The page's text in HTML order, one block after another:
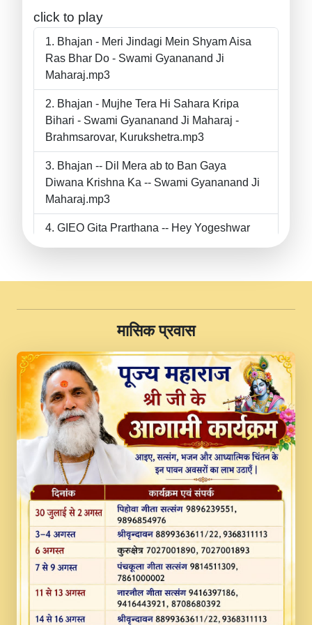
click to play
Bhajan - Meri Jindagi Mein Shyam Aisa
Ras Bhar Do - Swami Gyananand Ji
Maharaj.mp3
Bhajan - Mujhe Tera Hi Sahara Kripa
Bihari - Swami Gyananand Ji Maharaj -
Brahmsarovar, Kurukshetra.mp3
Bhajan -- Dil Mera ab to Ban Gaya
Diwana Krishna Ka -- Swami Gyananand Ji
Maharaj.mp3
GIEO Gita Prarthana -- Hey Yogeshwar
II Swami Gyananand Ji Maharaj.mp3
JINU SATGURU AAP BULAVE by Rasik
Pawan ji 20-11-19 Sankirtan At VEER JI
PRABHU KUTEER CHANNEL.mp3
Kina Sohna Tera Bhawan Sajaya Mata
Vaishno Devi Aarti Mata Rani Bhajan By
Lakhwinder Wadali Ji.mp3
MERE MANN VICH KANTH KALER
NEW PUNAJBI DEVOTIONAL SONG 2017
FULL VIDEO HD.mp3
Na To Roop Hai Bindu Ji Maharaj Pad - A
Divine Bhajan by Shri Indresh Ji
#BhaktiPath.mp3
Radha Rani Ki Kirpa Best Devotional
Song By Chitra Vichitra.mp3
​मासिक प्रवास